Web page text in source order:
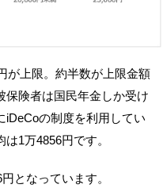
が上限。約半数が上限金額
保険者は国民年金しか受け
iDeCoの制度を利用してい
1万4856円です。
となっています。